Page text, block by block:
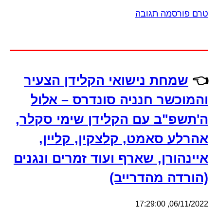
טרם פורסמה תגובה
👈 שמחת נישואי הקלידן הצעיר
והמוכשר חנניה סונדרס – אלול
ה'תשפ"ב עם הקלידן שימי סקלר,
אהרלע סאמט, קלצקין, קליין,
איינהורן, שארף ועוד זמרים ונגנים
(הורדה מהדרייב)
06/11/2022, 17:29:00